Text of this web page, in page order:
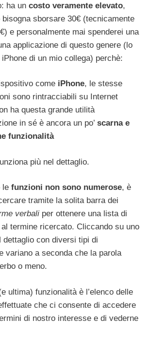
ha un costo veramente elevato,
sborsare 30€ (tecnicamente
e personalmente mai spenderei una
applicazione di questo genere (lo
di un mio collega) perchè:
come iPhone, le stesse
sono rintracciabili su Internet
ha questa grande utilità
in sé è ancora un po’ scarna e
funzionalità
più nel dettaglio.
le funzioni non sono numerose, è
tramite la solita barra dei
verbali per ottenere una lista di
termine ricercato. Cliccando su uno
con diversi tipi di
variano a seconda che la parola
o meno.
ultima) funzionalità è l’elenco delle
che ci consente di accedere
di nostro interesse e di vederne